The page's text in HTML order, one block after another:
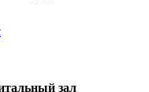
зал